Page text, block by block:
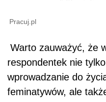
Pracuj.pl
Warto zauważyć, że
respondentek nie
wprowadzanie do
feminatywów, ale